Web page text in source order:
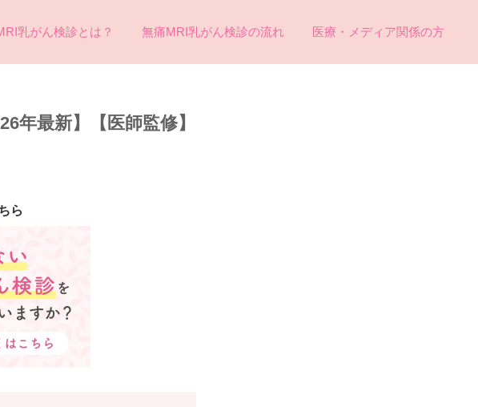
乳がん検診とは？ 無痛MRI乳がん検診の流れ 医療・メディア関係の方
年最新】【医師監修】
ら